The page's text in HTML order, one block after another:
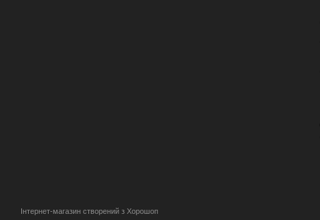
Інтернет-магазин створений з Хорошоп